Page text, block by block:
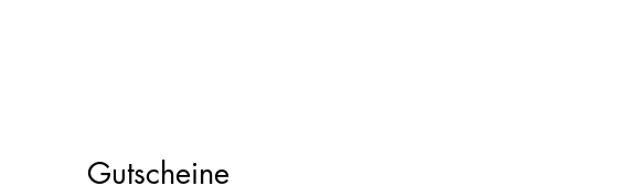
Gutscheine